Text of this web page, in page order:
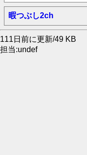
暇つぶし2ch
111日前に更新/49 KB
担当:undef